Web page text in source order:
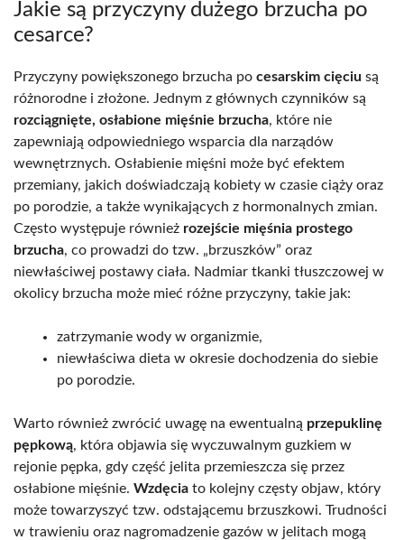
Jakie są przyczyny dużego brzucha po
cesarce?
Przyczyny powiększonego brzucha po cesarskim cięciu są
różnorodne i złożone. Jednym z głównych czynników są
rozciągnięte, osłabione mięśnie brzucha, które nie
zapewniają odpowiedniego wsparcia dla narządów
wewnętrznych. Osłabienie mięśni może być efektem
przemiany, jakich doświadczają kobiety w czasie ciąży oraz
po porodzie, a także wynikających z hormonalnych zmian.
Często występuje również rozejście mięśnia prostego
brzucha, co prowadzi do tzw. „brzuszków” oraz
niewłaściwej postawy ciała. Nadmiar tkanki tłuszczowej w
okolicy brzucha może mieć różne przyczyny, takie jak:
zatrzymanie wody w organizmie,
niewłaściwa dieta w okresie dochodzenia do siebie
po porodzie.
Warto również zwrócić uwagę na ewentualną przepuklinę
pępkową, która objawia się wyczuwalnym guzkiem w
rejonie pępka, gdy część jelita przemieszcza się przez
osłabione mięśnie. Wzdęcia to kolejny częsty objaw, który
może towarzyszyć tzw. odstającemu brzuszkowi. Trudności
w trawieniu oraz nagromadzenie gazów w jelitach mogą